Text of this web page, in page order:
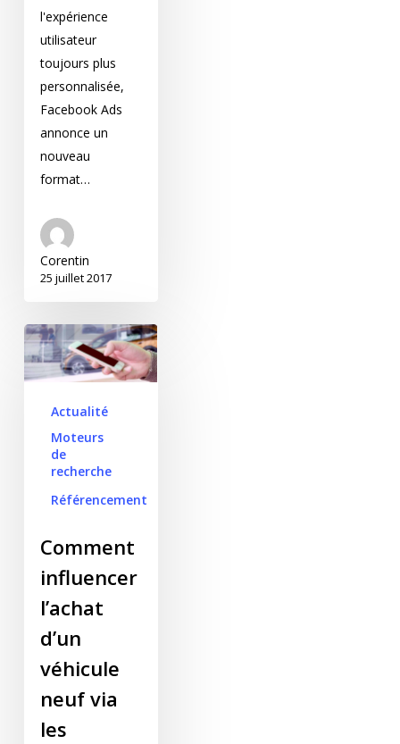
l'expérience
utilisateur
toujours plus
personnalisée,
Facebook Ads
annonce un
nouveau
format…
Corentin
25 juillet 2017
Comment influencer
l’achat d’un véhicule
neuf via les moteurs
de recherche ?
Actualité
Moteurs
de
recherche
Référencement
Comment
influencer
l’achat
d’un
véhicule
neuf via
les